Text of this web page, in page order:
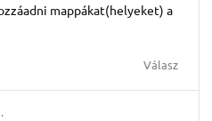
mappákat(helyeket) a
Válasz